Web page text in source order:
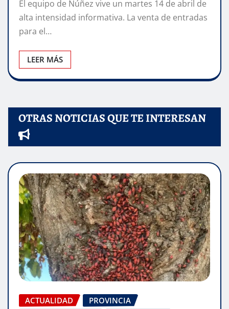
El equipo de Núñez vive un martes 14 de abril de
alta intensidad informativa. La venta de entradas
para el…
LEER MÁS
OTRAS NOTICIAS QUE TE INTERESAN
ACTUALIDAD
PROVINCIA